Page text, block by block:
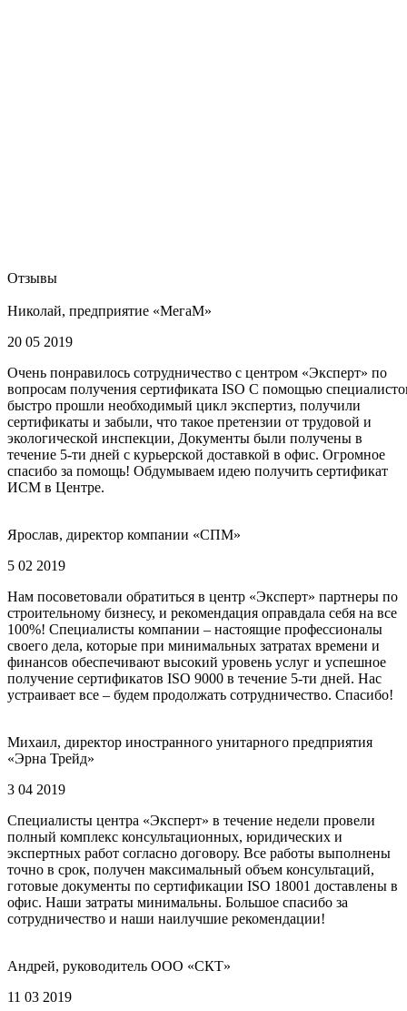
Отзывы
Николай, предприятие «МегаМ»
20 05 2019
Очень понравилось сотрудничество с центром «Эксперт» по
вопросам получения сертификата ISO С помощью
быстро прошли необходимый цикл экспертиз, получили
сертификаты и забыли, что такое претензии от трудовой и
экологической инспекции, Документы были получены в
течение 5-ти дней с курьерской доставкой в офис. Огромное
спасибо за помощь! Обдумываем идею получить сертификат
ИСМ в Центре.
Ярослав, директор компании «СПМ»
5 02 2019
Нам посоветовали обратиться в центр «Эксперт» партнеры по
строительному бизнесу, и рекомендация оправдала себя на все
100%! Специалисты компании – настоящие профессионалы
своего дела, которые при минимальных затратах времени и
финансов обеспечивают высокий уровень услуг и успешное
получение сертификатов ISO 9000 в течение 5-ти дней. Нас
устраивает все – будем продолжать сотрудничество. Спасибо!
Михаил, директор иностранного унитарного предприятия
«Эрна Трейд»
3 04 2019
Специалисты центра «Эксперт» в течение недели провели
полный комплекс консультационных, юридических и
экспертных работ согласно договору. Все работы выполнены
точно в срок, получен максимальный объем консультаций,
готовые документы по сертификации ISO 18001 доставлены в
офис. Наши затраты минимальны. Большое спасибо за
сотрудничество и наши наилучшие рекомендации!
Андрей, руководитель ООО «СКТ»
11 03 2019